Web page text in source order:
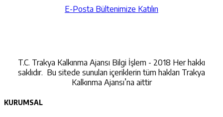
E-Posta Bültenimize Katılın
T.C. Trakya Kalkınma Ajansı Bilgi İşlem - 2018 Her hakkı
saklıdır. Bu sitede sunulan içeriklerin tüm hakları Trakya
Kalkınma Ajansı’na aittir
KURUMSAL